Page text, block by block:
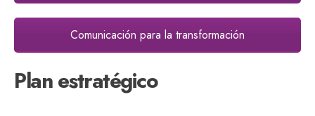
Comunicación para la transformación
Plan estratégico